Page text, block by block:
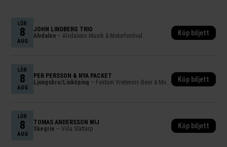
LÖR
8
AUG
JOHN LINDBERG TRIO
Älvdalen – Älvdalens Musik & Motorfestival Köp biljett
LÖR
8
AUG
PER PERSSON & NYA PACKET
Ljungsbro/Linköping – Festum Vretensis Beer & Music Festival Köp biljett
LÖR
8
AUG
TOMAS ANDERSSON WIJ
Skegrie – Villa Slättarp Köp biljett